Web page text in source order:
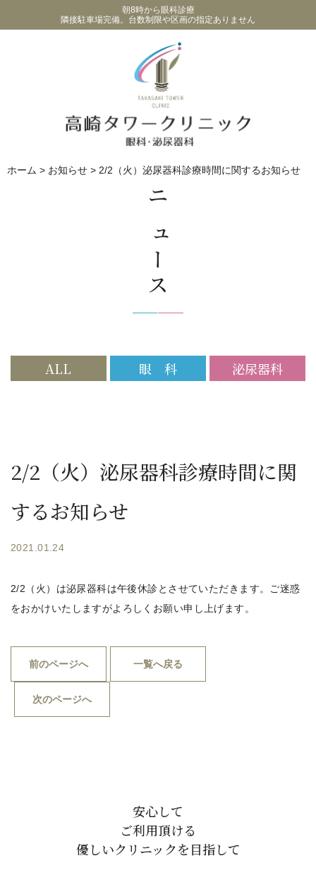
朝8時から眼科診療
隣接駐車場完備。台数制限や区画の指定ありません
ホーム > お知らせ > 2/2（火）泌尿器科診療時間に関するお知らせ
ニュース
ALL 眼 科 泌尿器科
2/2（火）泌尿器科診療時間に関
するお知らせ
2021.01.24
2/2（火）は泌尿器科は午後休診とさせていただきます。ご迷惑
をおかけいたしますがよろしくお願い申し上げます。
前のページへ 一覧へ戻る
次のページへ
安心して
ご利用頂ける
優しいクリニックを目指して